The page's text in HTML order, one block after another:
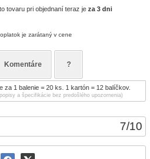
7/10
tovaru pri objednaní teraz je za 3 dni
je zarátaný v cene
Komentáre ?
1 balenie = 20 ks. 1 kartón = 12 balíčkov.
a špecifikácie bez predošlého upozornenia)